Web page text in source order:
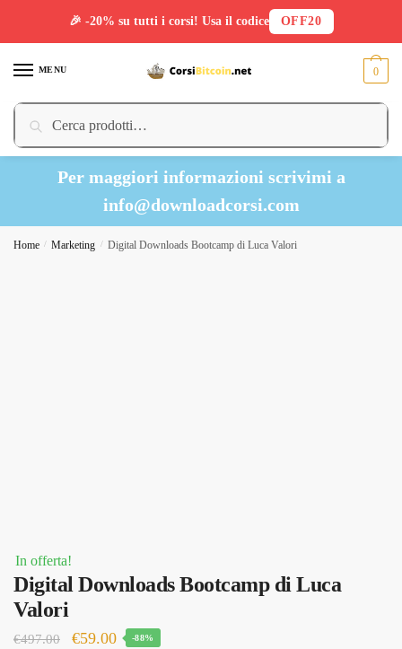
MENU
Cerca:
Cerca
0
Per maggiori informazioni scrivimi a
info@downloadcorsi.com
Home / Marketing / Digital Downloads Bootcamp di Luca Valori
In offerta!
Digital Downloads Bootcamp di Luca
Valori
€497.00
Il
€59.00Il
-88%
🎉 -20% su tutti i corsi! Usa il codice OFF20